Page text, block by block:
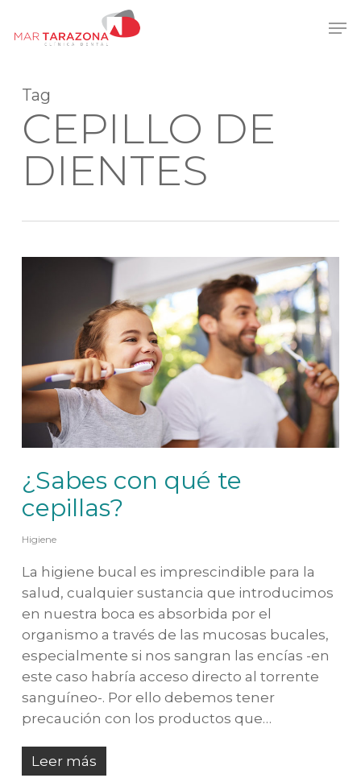
Tag
CEPILLO DE
DIENTES
¿Sabes con qué te
cepillas?
Higiene
La higiene bucal es imprescindible para la
salud, cualquier sustancia que introducimos
en nuestra boca es absorbida por el
organismo a través de las mucosas bucales,
especialmente si nos sangran las encías -en
este caso habría acceso directo al torrente
sanguíneo-. Por ello debemos tener
precaución con los productos que…
Leer más